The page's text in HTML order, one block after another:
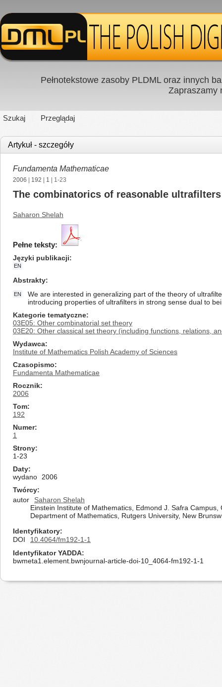
Pełnotekstowe zasoby PLDML oraz innych
Zapraszamy
Szukaj Przeglądaj
Artykuł - szczegóły
Fundamenta Mathematicae
2006 192 1 | 1-23
The combinatorics of reasonable ultrafilters
Saharon Shelah
Pełne teksty:
Języki publikacji
EN
Abstrakty
EN
We are interested in generalizing part of the theory of
introducing properties of ultrafilters in strong sense dual to
Kategorie tematyczne
03E05: Other combinatorial set theory
03E20: Other classical set theory (including functions, relations,
Wydawca
Institute of Mathematics Polish Academy of Sciences
Czasopismo
Fundamenta Mathematicae
Rocznik
2006
Tom
192
Numer
1
Strony
1-23
Daty
wydano
2006
Twórcy
autor
Saharon Shelah
Einstein Institute of Mathematics, Edmond J. Safra
Department of Mathematics, Rutgers University, New
Identyfikatory
DOI
10.4064/fm192-1-1
Identyfikator YADDA
bwmeta1.element.bwnjournal-article-doi-10_4064-fm192-1-1